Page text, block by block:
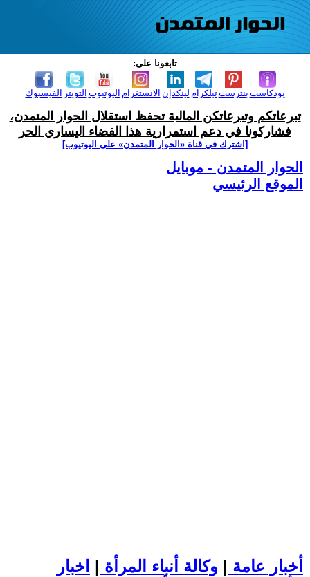
تابعونا على:
الفيسبوك التويتر اليوتيوب الانستغرام لينكدإن تيلكرامبنترست بودكاست
تبرعاتكم وتبرعاتكن المالية تحفظ استقلال الحوار المتمدن،
فشاركونا في دعم استمرارية هذا الفضاء اليساري الحر
[اشترك في قناة ‫«الحوار المتمدن» على اليوتيوب]
الحوار المتمدن - موبايل
الموقع الرئيسي
أخبار عامة | وكالة أنباء المرأة | اخبار